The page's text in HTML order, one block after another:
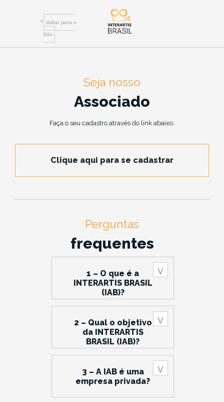
Voltar para o
Site
Seja nosso
Associado
Faça o seu cadastro através do link abaixo.
Clique aqui para se cadastrar
Perguntas
frequentes
1 – O que é a
INTERARTIS BRASIL
(IAB)?
2 – Qual o objetivo
da INTERARTIS
BRASIL (IAB)?
3 – A IAB é uma
empresa privada?